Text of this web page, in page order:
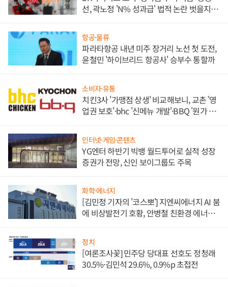
선, 곽노정 'N% 성과급' 법적 논란 벗을지 주
항공·물류
파라타항공 내년 미주 장거리 노선 첫 도전,
윤철민 '하이브리드 항공사' 승부수 통할까
소비자·유통
치킨3사 '가맹점 상생' 비교해보니, 교촌 '영
업권 보호'·bhc '신메뉴 개발'·BBQ '원가 부
인터넷·게임·콘텐츠
YG엔터 하반기 빅뱅 월드투어로 실적 성장
증권가 전망, 신인 보이그룹도 주목
화학·에너지
[김민정 기자의 '코스뽀'] 지엔씨에너지 AI 붐
에 비상발전기 호황, 안병철 친환경 에너지
정치
[여론조사꽃] 민주당 당대표 선호도 정청래
30.5%·김민석 29.6%, 0.9%p 초접전